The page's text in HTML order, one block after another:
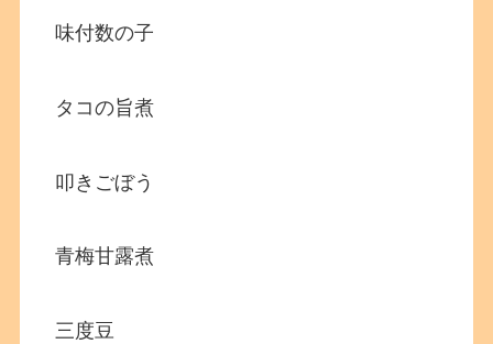
味付数の子
タコの旨煮
叩きごぼう
青梅甘露煮
三度豆